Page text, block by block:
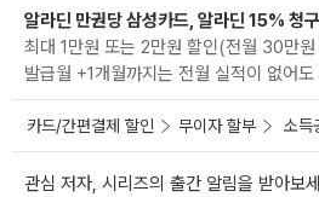
알라딘 만권당 삼성카드, 알라딘 15% 청
최대 1만원 또는 2만원 할인(전월 30만
발급월 +1개월까지는 전월 실적이 없어
카드/간편결제 할인 무이자 할부 소득
관심 저자, 시리즈의 출간 알림을 받아보